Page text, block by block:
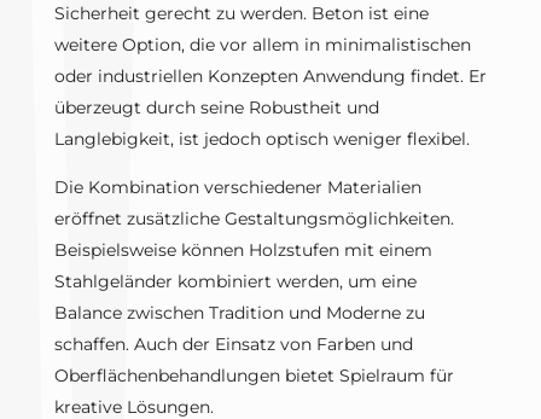
Sicherheit gerecht zu werden. Beton ist eine
weitere Option, die vor allem in minimalistischen
oder industriellen Konzepten Anwendung findet. Er
überzeugt durch seine Robustheit und
Langlebigkeit, ist jedoch optisch weniger flexibel.
Die Kombination verschiedener Materialien
eröffnet zusätzliche Gestaltungsmöglichkeiten.
Beispielsweise können Holzstufen mit einem
Stahlgeländer kombiniert werden, um eine
Balance zwischen Tradition und Moderne zu
schaffen. Auch der Einsatz von Farben und
Oberflächenbehandlungen bietet Spielraum für
kreative Lösungen.